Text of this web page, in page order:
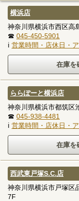
横浜店
神奈川県横浜市西区高
☎ 045-450-5901
ℹ 営業時間・店休日・
ららぽーと横浜店
神奈川県横浜市都筑区
☎ 045-938-4481
ℹ 営業時間・店休日・
西武東戸塚S.C.店
神奈川県横浜市戸塚区
7F